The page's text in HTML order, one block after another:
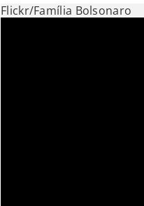
Flickr/Família Bolsonaro